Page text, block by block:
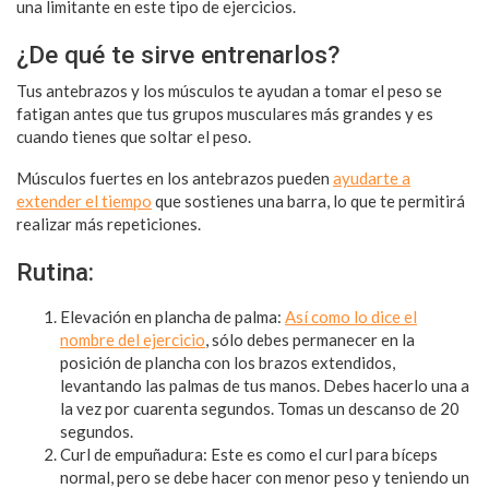
una limitante en este tipo de ejercicios.
¿De qué te sirve entrenarlos?
Tus antebrazos y los músculos te ayudan a tomar el peso se
fatigan antes que tus grupos musculares más grandes y es
cuando tienes que soltar el peso.
Músculos fuertes en los antebrazos pueden ayudarte a
extender el tiempo que sostienes una barra, lo que te permitirá
realizar más repeticiones.
Rutina:
Elevación en plancha de palma: Así como lo dice el
nombre del ejercicio, sólo debes permanecer en la
posición de plancha con los brazos extendidos,
levantando las palmas de tus manos. Debes hacerlo una a
la vez por cuarenta segundos. Tomas un descanso de 20
segundos.
Curl de empuñadura: Este es como el curl para bíceps
normal, pero se debe hacer con menor peso y teniendo un